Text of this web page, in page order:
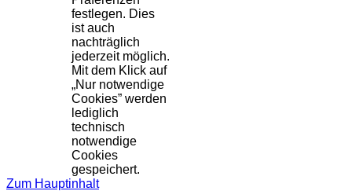
festlegen. Dies
ist auch
nachträglich
jederzeit möglich.
Mit dem Klick auf
„Nur notwendige
Cookies” werden
lediglich
technisch
notwendige
Cookies
gespeichert.
Zum Hauptinhalt